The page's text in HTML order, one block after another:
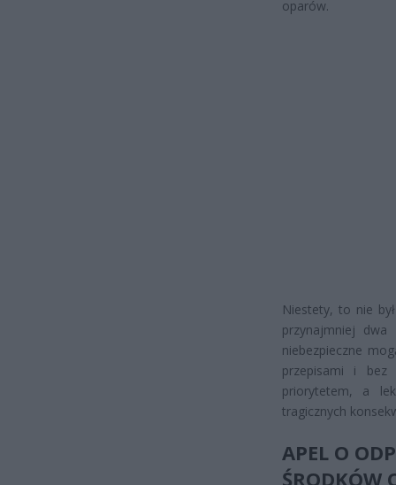
oparów.
Niestety, to nie
przynajmniej
niebezpieczne
przepisami i bez
priorytetem, a
tragicznych
APEL O
ŚRODKÓW